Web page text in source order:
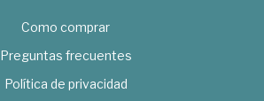
Como comprar
Preguntas frecuentes
Política de privacidad